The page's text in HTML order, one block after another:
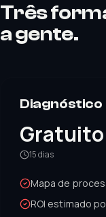
Três
a gente.
Diagnóstico
Gratuito
15 dias
Mapa de
ROI estimado